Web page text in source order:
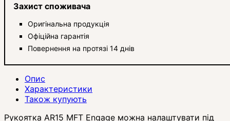
Захист споживача
Оригінальна продукція
Офіційна гарантія
Повернення на протязі 14 днів
Опис
Характеристики
Також купують
Рукоятка AR15 MFT Engage можна налаштувати під